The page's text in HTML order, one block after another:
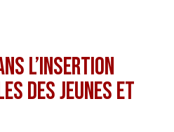
l’insertion
des jeunes et